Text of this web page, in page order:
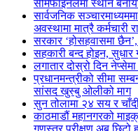
सेमिफाइनलमा स्थान
सार्वजनिक
अवस्थामा मात्रै कर्मचारी
सरकार ‘होसहवासमा
सहकारी बन्द होइन, सुधार
लगातार दोस्रो दिन
प्रधानमन्त्रीको सीमा
सांसद खुस्बु ओलीको माग
सुन तोलामा २४ सय र
काठमाडौं महानगरको
गुणस्तर परीक्षण अब छिटो